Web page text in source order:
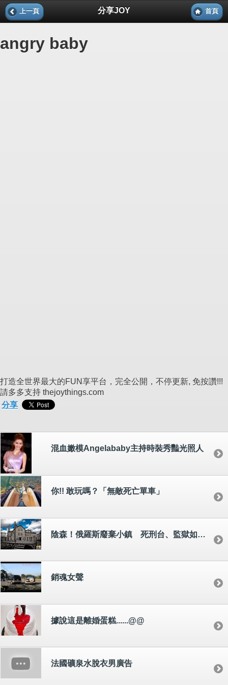
上一頁 分享JOY 首頁
angry baby
打造全世界最大的FUN享平台，完全公開，不停更新, 免按讚!!!
請多多支持 thejoythings.com
分享
混血嫩模Angelababy主持時裝秀豔光照人
你!! 敢玩嗎？「無敵死亡單車」
陰森！俄羅斯廢棄小鎮 死刑台、監獄如「鬼城」
銷魂女聲
據說這是離婚蛋糕......@@
法國礦泉水脫衣男廣告